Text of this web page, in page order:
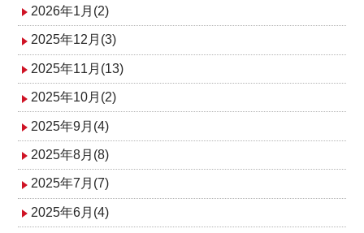
2026年1月(2)
2025年12月(3)
2025年11月(13)
2025年10月(2)
2025年9月(4)
2025年8月(8)
2025年7月(7)
2025年6月(4)